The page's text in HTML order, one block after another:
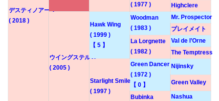
デスティノアーラ
( 2018 )
( 1977 )
Highclere
ウイングステルス
( 2005 )
Hawk Wing
( 1999 )
【 5 】
Woodman
( 1983 )
Mr. Prospector
プレイメイト
La Lorgnette
( 1982 )
Val de l’Orne
The Temptress
Starlight Smile
( 1997 )
Green Dancer
( 1972 )
【 0 】
Nijinsky
Green Valley
Bubinka
Nashua